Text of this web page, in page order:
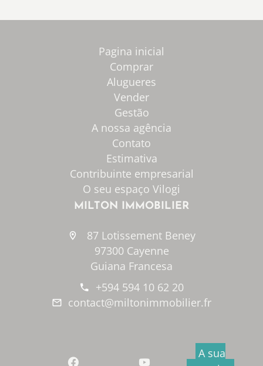
Pagina inicial
Comprar
Alugueres
Vender
Gestão
A nossa agência
Contato
Estimativa
Contribuinte empresarial
O seu espaço Vilogi
MILTON IMMOBILIER
87 Lotissement Beney
97300 Cayenne
Guiana Francesa
+594 594 10 62 20
contact@miltonimmobilier.fr
A sua